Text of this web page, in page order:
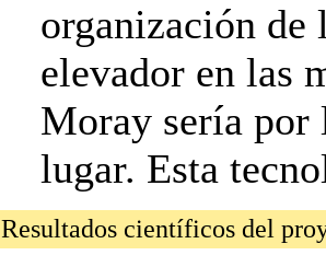
organización de
elevador en las
Moray sería
lugar. Esta
Resultados científicos del